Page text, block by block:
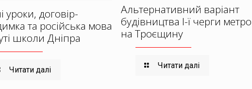
уроки, договір-
та російська мова
школи Дніпра
Читати далі
Альтернативний варіант
будівництва І-ї черги метро
на Троєщину
Читати далі